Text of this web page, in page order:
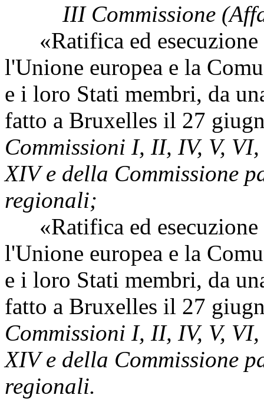
III Commissione
«Ratifica ed esecuzione
l'Unione europea e la
e i loro Stati membri, da
fatto a Bruxelles il 27
Commissioni I, II, IV, V,
XIV e della Commissione
regionali;
«Ratifica ed esecuzione
l'Unione europea e la
e i loro Stati membri, da
fatto a Bruxelles il 27
Commissioni I, II, IV, V,
XIV e della Commissione
regionali.